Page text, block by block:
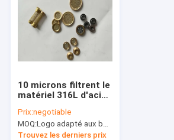
10 microns filtrent le
matériel 316L d'acier
millimètre
d'épaisseur
Prix:negotiable
MOQ:Logo adapté aux besoins du client (Min. Order : 300 morceaux) d'emballage adapté aux besoins du clie
Trouvez les derniers prix